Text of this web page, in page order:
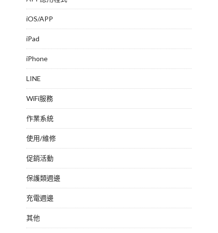
iOS/APP
iPad
iPhone
LINE
WiFi服務
作業系統
使用/維修
促銷活動
保護類週邊
充電週邊
其他